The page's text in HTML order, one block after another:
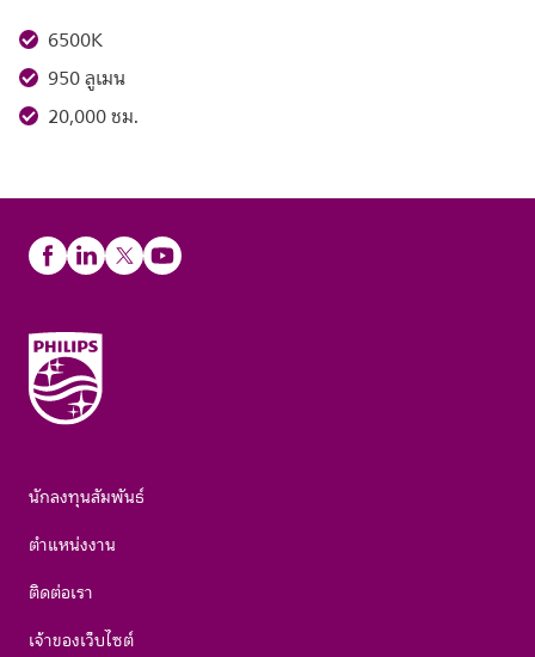
6500K
950 ลูเมน
20,000 ชม.
นักลงทุนสัมพันธ์
ตำแหน่งงาน
ติดต่อเรา
เจ้าของเว็บไซต์